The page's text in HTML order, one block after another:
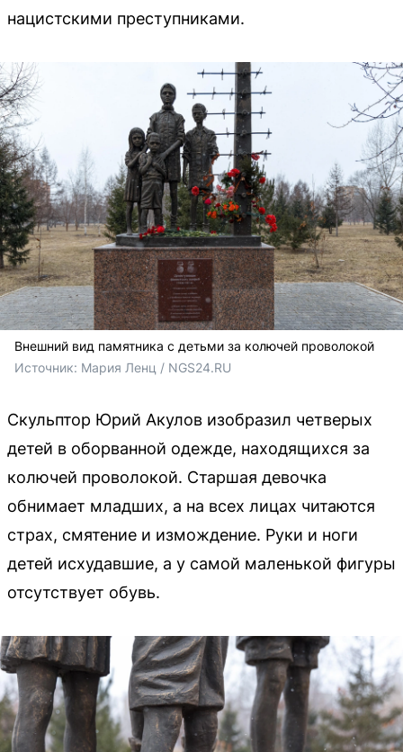
нацистскими преступниками.
Внешний вид памятника с детьми за колючей проволокой
Источник: Мария Ленц / NGS24.RU
Скульптор Юрий Акулов изобразил четверых
детей в оборванной одежде, находящихся за
колючей проволокой. Старшая девочка
обнимает младших, а на всех лицах читаются
страх, смятение и измождение. Руки и ноги
детей исхудавшие, а у самой маленькой фигуры
отсутствует обувь.